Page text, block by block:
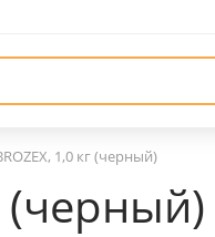
1,0 кг (черный)
(черный)